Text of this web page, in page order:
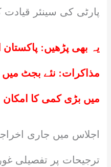
پارٹی کی سینئر
یہ بھی پڑھیں: پاکستان
مذاکرات: نئے بجٹ میں
میں بڑی کمی کا امکان
اجلاس میں جاری
ترجیحات پر تفصیلی